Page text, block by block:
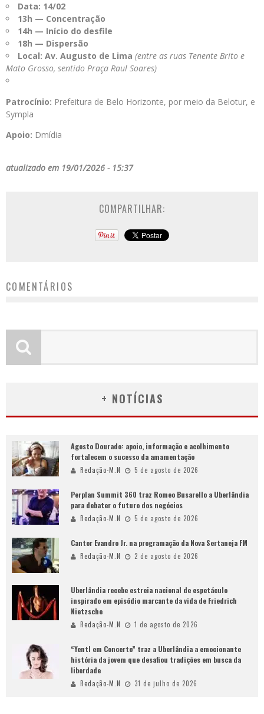
Data: 14/02
13h — Concentração
14h — Início do desfile
18h — Dispersão
Local: Av. Augusto de Lima (entre as ruas Tenente Brito e
Mato Grosso, sentido Praça Raul Soares)
Patrocínio: Prefeitura de Belo Horizonte, por meio da Belotur, e
Sympla
Apoio: Dmídia
atualizado em 19/01/2026 - 15:37
COMPARTILHAR:
COMENTÁRIOS
+ NOTÍCIAS
Agosto Dourado: apoio, informação e acolhimento
fortalecem o sucesso da amamentação
Redação-M.N 5 de agosto de 2026
Perplan Summit 360 traz Romeo Busarello a Uberlândia
para debater o futuro dos negócios
Redação-M.N 5 de agosto de 2026
Cantor Evandro Jr. na programação da Nova Sertaneja FM
Redação-M.N 2 de agosto de 2026
Uberlândia recebe estreia nacional de espetáculo
inspirado em episódio marcante da vida de Friedrich
Nietzsche
Redação-M.N 1 de agosto de 2026
“Yentl em Concerto” traz a Uberlândia a emocionante
história da jovem que desafiou tradições em busca da
liberdade
Redação-M.N 31 de julho de 2026